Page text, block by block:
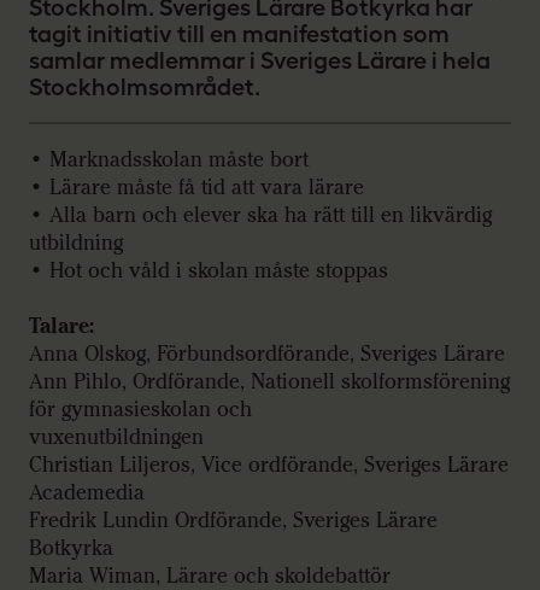
Stockholm. Sveriges Lärare Botkyrka har
tagit initiativ till en manifestation som
samlar medlemmar i Sveriges Lärare i hela
Stockholmsområdet.
• Marknadsskolan måste bort
• Lärare måste få tid att vara lärare
• Alla barn och elever ska ha rätt till en likvärdig
utbildning
• Hot och våld i skolan måste stoppas
Talare:
Anna Olskog, Förbundsordförande, Sveriges Lärare
Ann Pihlo, Ordförande, Nationell skolformsförening
för gymnasieskolan och
vuxenutbildningen
Christian Liljeros, Vice ordförande, Sveriges Lärare
Academedia
Fredrik Lundin Ordförande, Sveriges Lärare
Botkyrka
Maria Wiman, Lärare och skoldebattör